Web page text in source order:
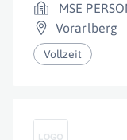
MSE
Vorarlberg
Vollzeit